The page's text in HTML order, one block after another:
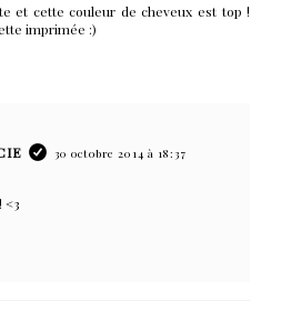
et cette couleur de cheveux est top !
imprimée :)
30 octobre 2014 à 18:37
<3